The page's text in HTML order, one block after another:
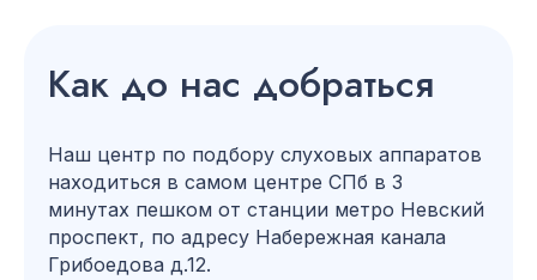
Как до нас добраться
Наш центр по подбору слуховых аппаратов
находиться в самом центре СПб в 3
минутах пешком от станции метро Невский
проспект, по адресу Набережная канала
Грибоедова д.12.